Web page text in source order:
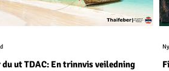
ut TDAC: En trinnvis veiledning